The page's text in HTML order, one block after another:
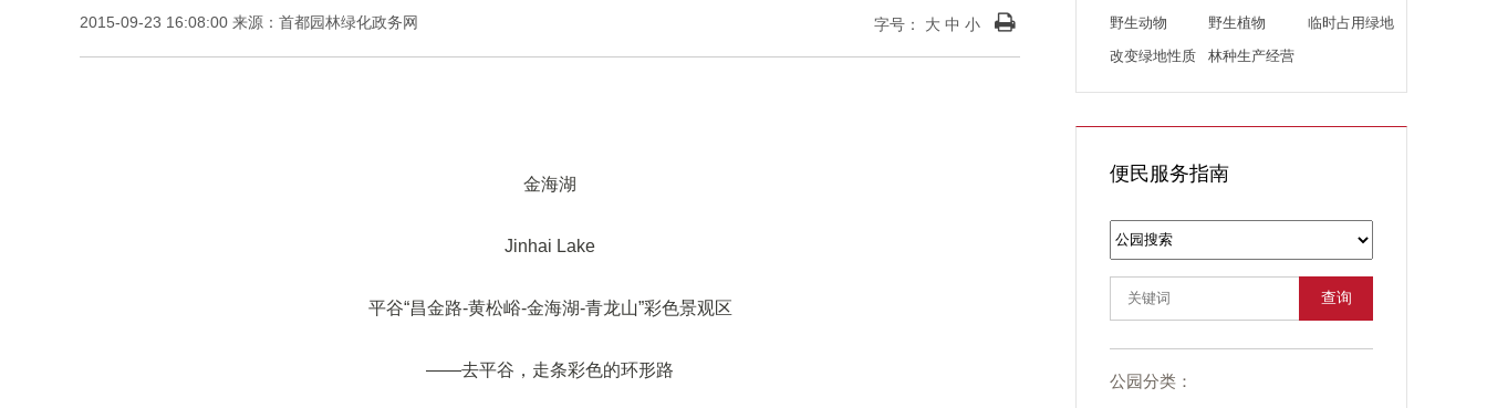
字号： 大 中 小
2015-09-23 16:08:00 来源：首都园林绿化政务网
金海湖
Jinhai Lake
平谷“昌金路-黄松峪-金海湖-青龙山”彩色景观区
——去平谷，走条彩色的环形路
野生动物
野生植物
临时占用绿地
改变绿地性质
林种生产经营
便民服务指南
查询
公园分类：